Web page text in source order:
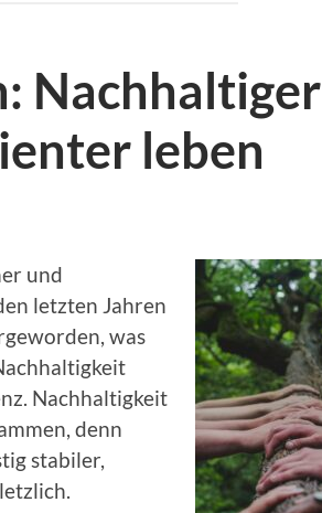
Nachhaltiger
leben
und
letzten Jahren
was
Nachhaltigkeit
denn
stabiler,